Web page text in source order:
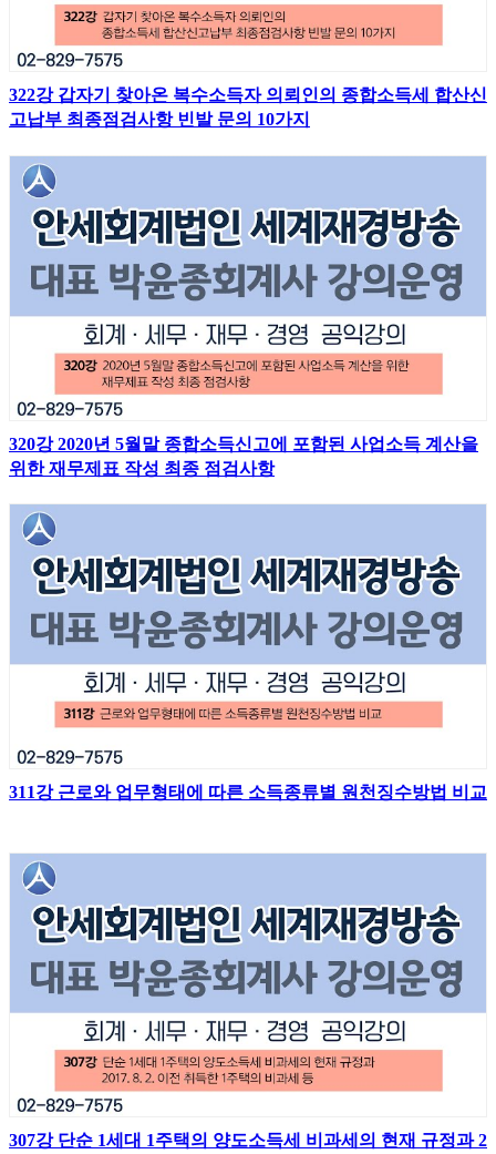
322강 갑자기 찾아온 복수소득자 의뢰인의 종합소득세 합산신
고납부 최종점검사항 빈발 문의 10가지
320강 2020년 5월말 종합소득신고에 포함된 사업소득 계산을
위한 재무제표 작성 최종 점검사항
311강 근로와 업무형태에 따른 소득종류별 원천징수방법 비교
307강 단순 1세대 1주택의 양도소득세 비과세의 현재 규정과 2